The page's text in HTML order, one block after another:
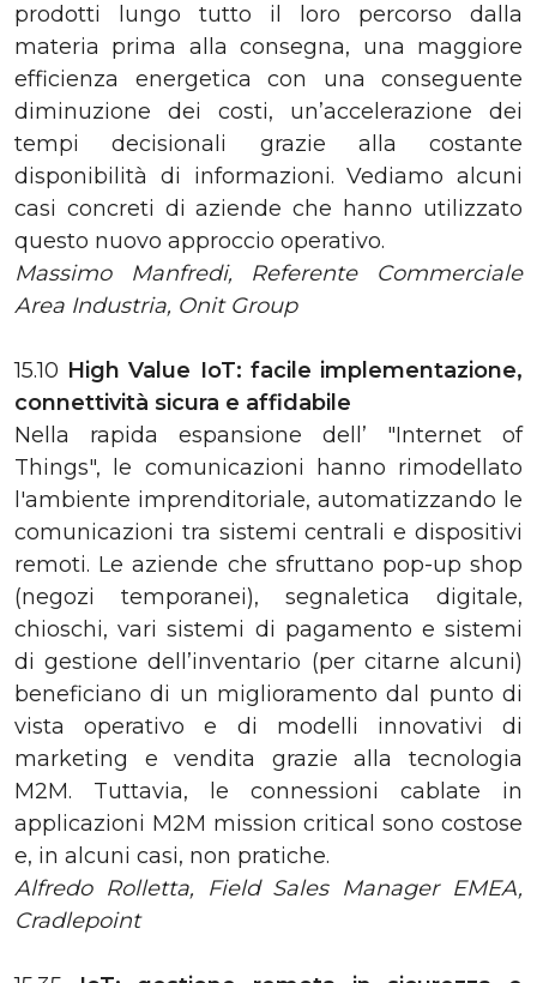
prodotti lungo tutto il loro percorso dalla
materia prima alla consegna, una maggiore
efficienza energetica con una conseguente
diminuzione dei costi, un’accelerazione dei
tempi decisionali grazie alla costante
disponibilità di informazioni. Vediamo alcuni
casi concreti di aziende che hanno utilizzato
questo nuovo approccio operativo.
Massimo Manfredi, Referente Commerciale
Area Industria, Onit Group
15.10 High Value IoT: facile implementazione,
connettività sicura e affidabile
Nella rapida espansione dell’ "Internet of
Things", le comunicazioni hanno rimodellato
l'ambiente imprenditoriale, automatizzando le
comunicazioni tra sistemi centrali e dispositivi
remoti. Le aziende che sfruttano pop-up shop
(negozi temporanei), segnaletica digitale,
chioschi, vari sistemi di pagamento e sistemi
di gestione dell’inventario (per citarne alcuni)
beneficiano di un miglioramento dal punto di
vista operativo e di modelli innovativi di
marketing e vendita grazie alla tecnologia
M2M. Tuttavia, le connessioni cablate in
applicazioni M2M mission critical sono costose
e, in alcuni casi, non pratiche.
Alfredo Rolletta, Field Sales Manager EMEA,
‎Cradlepoint